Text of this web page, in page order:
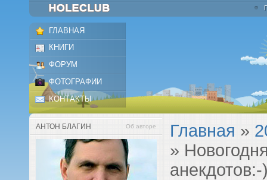
ГЛАВНАЯ
КНИГИ
ФОРУМ
ФОТОГРАФИИ
КОНТАКТЫ
АНТОН БЛАГИН Об авторе Главная »
»
анекдотов:-